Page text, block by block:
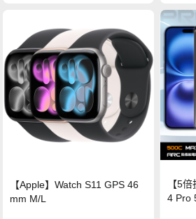
【Apple】Watch S11 GPS 46
mm M/L
【5
4 Pro